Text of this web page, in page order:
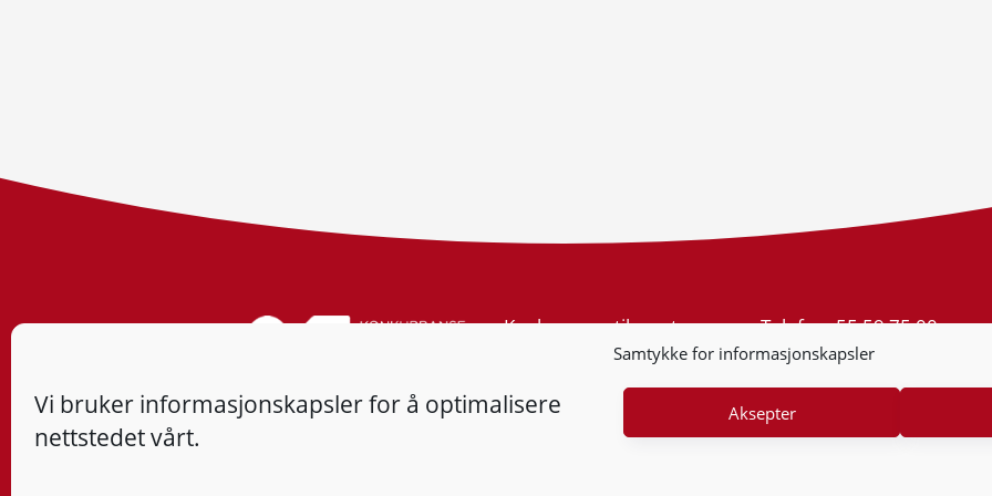
Samtykke for informasjonskapsler
Vi bruker informasjonskapsler for å optimalisere
nettstedet vårt.
Aksepter
Konkurransetilsynet
Postboks 439 Sentrum
Org.nr: 974 761 246
Telefon:55 59 75 00
E-post:post@kt.no
Nyhetsvarsel >>